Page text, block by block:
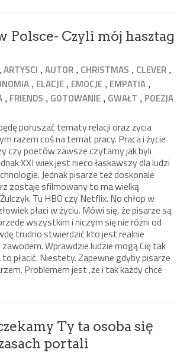
Polsce- Czyli mój hasztag
,ARTYSCI ,AUTOR , CHRISTMAS , CLEVER ,
, ELACJE , EMOCJE , EMPATIA ,
, FRIENDS , GOTOWANIE , GWAŁT , POEZJA
poruszać tematy relacji oraz życia
razem coś na temat pracy. Praca i życie
czy poetów zawsze czytamy jak byli
XXI wiek jest nieco łaskawszy dla ludzi
Jednak pisarze też doskonale
zostaje sfilmowany to ma wielką
Tu HBO czy Netflix. No chłop w
płaci w życiu. Mówi się, że pisarze są
wszystkim i niczym się nie różni od
trudno stwierdzić kto jest realnie
Wprawdzie ludzie mogą Cię tak
płacić. Niestety. Zapewne gdyby pisarze
Problemem jest ,że i tak każdy chce
Ty ta osoba się
portali